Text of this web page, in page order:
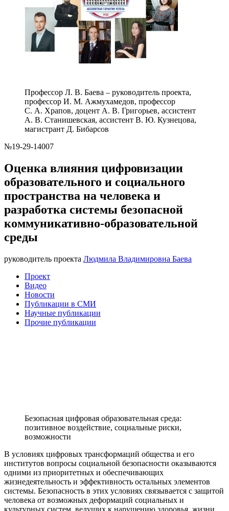
Профессор Л. В. Баева – руководитель проекта,
профессор И. М. Ажмухамедов, профессор
С. А. Храпов, доцент А. В. Григорьев, ассистент
А. В. Станишевская, ассистент В. Ю. Кузнецова,
магистрант Д. Бибарсов
№19-29-14007
Оценка влияния цифровизации
образовательного и социального
пространства на человека и
разработка системы безопасной
коммуникативно-образовательной
среды
руководитель проекта Людмила Владимировна Баева
Проект
Видео
Новости
Публикации в СМИ
Научные публикации
Прочие публикации
Безопасная цифровая образовательная среда:
позитивное воздействие, социальные риски,
возможности
В условиях цифровых трансформаций общества и его
институтов вопросы социальной безопасности оказываются
одними из приоритетных и обеспечивающих
жизнедеятельность и эффективность остальных элементов
системы. Безопасность в этих условиях связывается с защитой
человека от возможных деформаций социальных и
культурных систем, ведущих к нарушению здоровья, жизни,